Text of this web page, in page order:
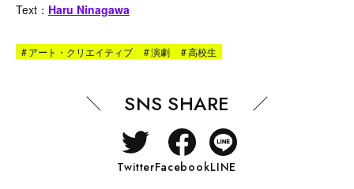
Text： Haru Ninagawa
#アート・クリエイティブ #演劇 #高校生
SNS SHARE
TwitterFacebookLINE